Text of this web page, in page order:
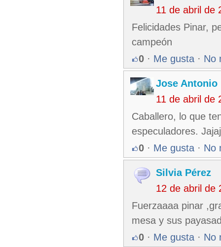
11 de abril de
Felicidades Pinar,
campeón
0 · Me gusta · No
Jose Antonio
11 de abril de
Caballero, lo que
especuladores.
0 · Me gusta · No
Silvia Pérez
12 de abril de
Fuerzaaaa pinar
mesa y sus
0 · Me gusta · No